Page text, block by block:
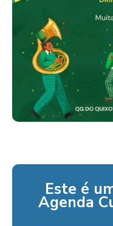
Este é
Agenda